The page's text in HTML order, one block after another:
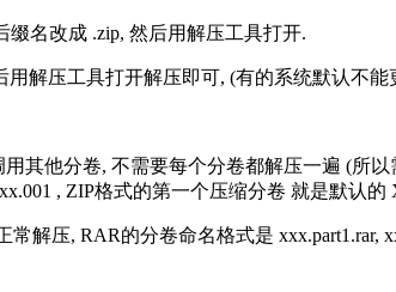
名改成 .zip, 然后用解压工具打开.
解压工具打开解压即可, (有的系统默认不
其他分卷, 不需要每个分卷都解压一遍 (所
, ZIP格式的第一个压缩分卷 就是默认的
压, RAR的分卷命名格式是 xxx.part1.rar,